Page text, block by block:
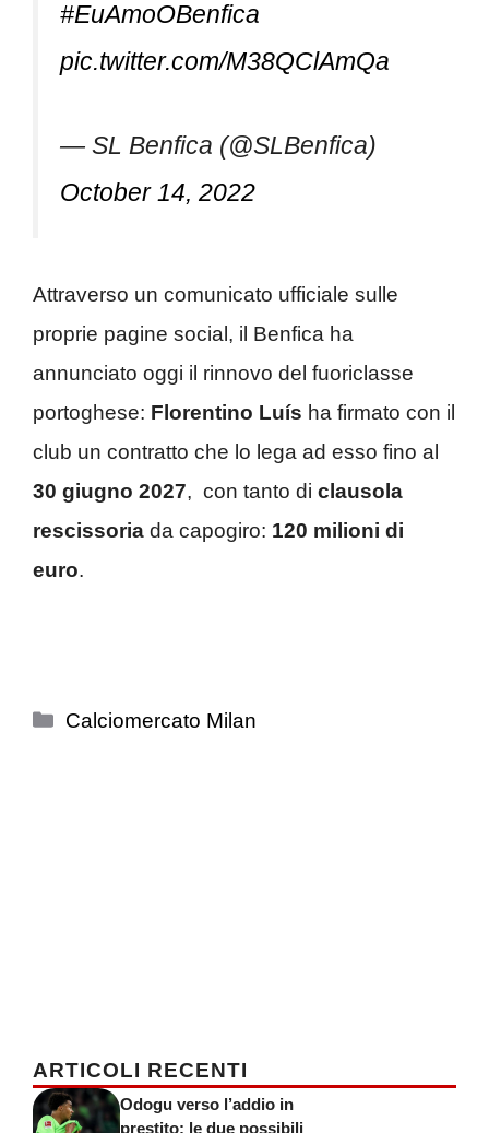
#EuAmoOBenfica
pic.twitter.com/M38QClAmQa
— SL Benfica (@SLBenfica)
October 14, 2022
Attraverso un comunicato ufficiale sulle
proprie pagine social, il Benfica ha
annunciato oggi il rinnovo del fuoriclasse
portoghese: Florentino Luís ha firmato con il
club un contratto che lo lega ad esso fino al
30 giugno 2027, con tanto di clausola
rescissoria da capogiro: 120 milioni di
euro.
Categorie
Calciomercato Milan
ARTICOLI RECENTI
Odogu verso l’addio in
prestito: le due possibili